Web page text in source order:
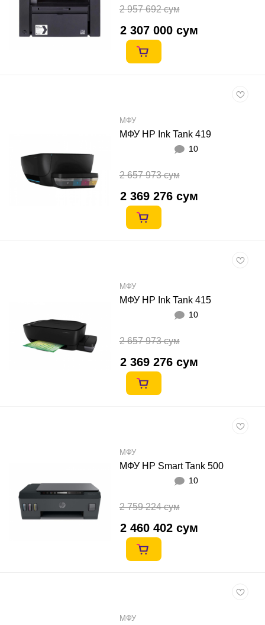
2 957 692 сум
2 307 000 сум
МФУ
МФУ HP Ink Tank 419
10
2 657 973 сум
2 369 276 сум
МФУ
МФУ HP Ink Tank 415
10
2 657 973 сум
2 369 276 сум
МФУ
МФУ HP Smart Tank 500
10
2 759 224 сум
2 460 402 сум
МФУ